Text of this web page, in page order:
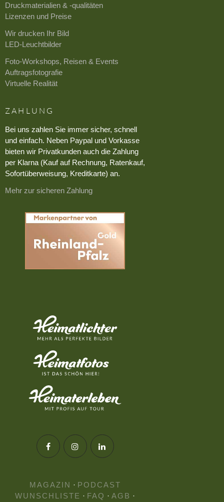
Druckmaterialien & -qualitäten
Lizenzen und Preise
Wir drucken Ihr Bild
LED-Leuchtbilder
Foto-Workshops, Reisen & Events
Auftragsfotografie
Virtuelle Realität
ZAHLUNG
Bei uns zahlen Sie immer sicher, schnell
und einfach. Neben Paypal und Vorkasse
bieten wir Privatkunden auch die Zahlung
per Klarna (Kauf auf Rechnung, Ratenkauf,
Sofortüberweisung, Kreditkarte) an.
Mehr zur sicheren Zahlung
MAGAZIN · PODCAST
WUNSCHLISTE · FAQ · AGB ·